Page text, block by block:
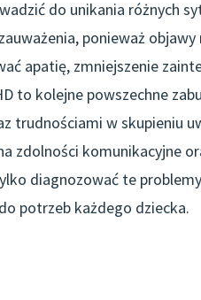
do unikania różnych
ponieważ
apatię, zmniejszenie
to kolejne powszechne
trudnościami w skupieniu
zdolności komunikacyjne
diagnozować te
potrzeb każdego dziecka.